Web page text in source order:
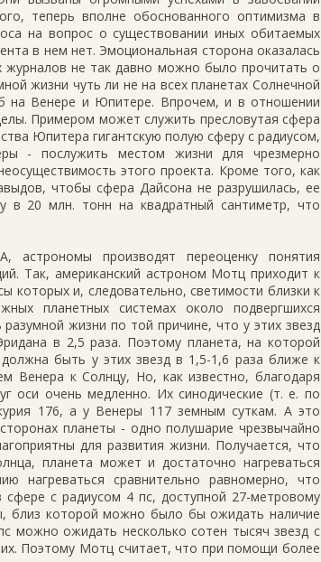
теперь вполне обоснованного оптимизма в
на вопрос о существовании иных обитаемых
в нем нет. Эмоциональная сторона оказалась
журналов не так давно можно было прочитать о
жизни чуть ли не на всех планетах Солнечной
на Венере и Юпитере. Впрочем, и в отношении
Примером может служить пресловутая сфера
Юпитера гигантскую полую сферу с радиусом,
- послужить местом жизни для чрезмерно
этого проекта. Кроме того, как
чтобы сфера Дайсона не разрушилась, ее
в 20 млн. тонн на квадратный сантиметр, что
астрономы производят переоценку понятия
Так, американский астроном Мотц приходит к
и, следовательно, светимости близки к
планетных системах около подвергшихся
жизни по той причине, что у этих звезд
в 2,5 раза. Поэтому планета, на которой
быть у этих звезд в 1,5-1,6 раза ближе к
Венера к Солнцу, Но, как известно, благодаря
оси очень медленно. Их синодические (т. е. по
176, а у Венеры 117 земным суткам. А это
планеты - одно полушарие чрезвычайно
для развития жизни. Получается, что
планета может и достаточно нагреваться
нагреваться сравнительно равномерно, что
с радиусом 4 пс, доступной 27-метровому
близ которой можно было бы ожидать наличие
можно ожидать несколько сотен тысяч звезд с
Поэтому Мотц считает, что при помощи более